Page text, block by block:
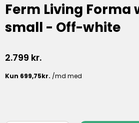
Ferm Living Forma
small - Off-white
2.799 kr.